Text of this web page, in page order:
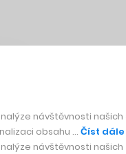
návštěvnosti našich
obsahu … Číst dále
návštěvnosti našich